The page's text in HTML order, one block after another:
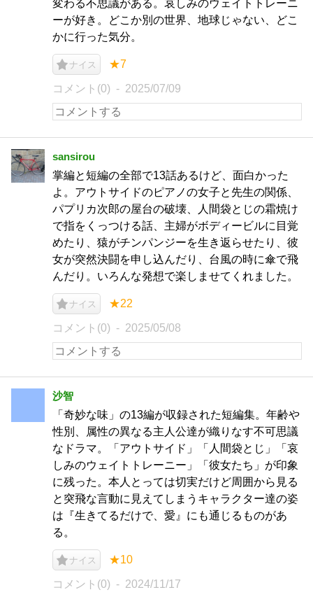
変わる不思議がある。哀しみのウェイトトレーニ
ーが好き。どこか別の世界、地球じゃない、どこ
かに行った気分。
ナイス ★7
コメント(0) 2025/07/09
sansirou
掌編と短編の全部で13話あるけど、面白かった
よ。アウトサイドのピアノの女子と先生の関係、
パプリカ次郎の屋台の破壊、人間袋とじの霜焼け
で指をくっつける話、主婦がボディービルに目覚
めたり、猿がチンパンジーを生き返らせたり、彼
女が突然決闘を申し込んだり、台風の時に傘で飛
んだり。いろんな発想で楽しませてくれました。
ナイス ★22
コメント(0) 2025/05/08
沙智
「奇妙な味」の13編が収録された短編集。年齢や
性別、属性の異なる主人公達が織りなす不可思議
なドラマ。「アウトサイド」「人間袋とじ」「哀
しみのウェイトトレーニー」「彼女たち」が印象
に残った。本人とっては切実だけど周囲から見る
と突飛な言動に見えてしまうキャラクター達の姿
は『生きてるだけで、愛』にも通じるものがあ
る。
ナイス ★10
コメント(0) 2024/11/17